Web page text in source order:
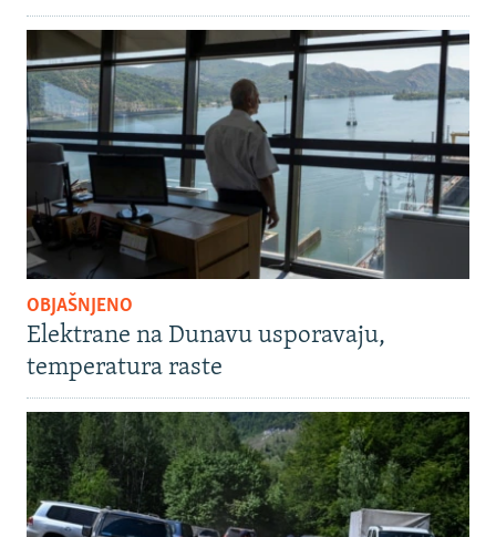
OBJAŠNJENO
Elektrane na Dunavu usporavaju,
temperatura raste